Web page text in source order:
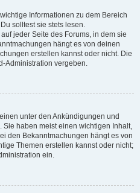
Informationen zu dem Bereich
solltest sie stets lesen.
jeder Seite des Forums, in dem sie
hängt es von deinen
erstellen kannst oder nicht. Die
Administration vergeben.
unter den Ankündigungen und
haben meist einen wichtigen Inhalt,
den Bekanntmachungen hängt es von
Themen erstellen kannst oder nicht;
ein.